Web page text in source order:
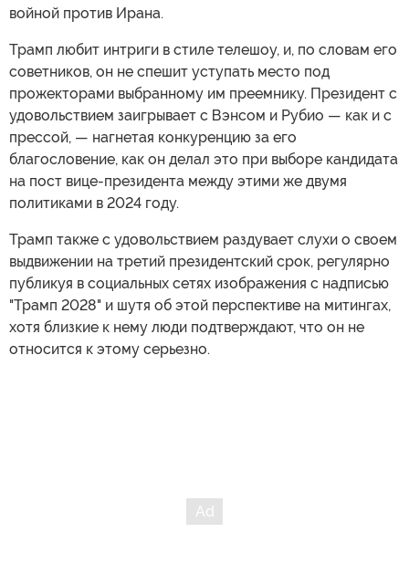
войной против Ирана.
Трамп любит интриги в стиле телешоу, и, по словам его
советников, он не спешит уступать место под
прожекторами выбранному им преемнику. Президент с
удовольствием заигрывает с Вэнсом и Рубио — как и с
прессой, — нагнетая конкуренцию за его
благословение, как он делал это при выборе кандидата
на пост вице-президента между этими же двумя
политиками в 2024 году.
Трамп также с удовольствием раздувает слухи о своем
выдвижении на третий президентский срок, регулярно
публикуя в социальных сетях изображения с надписью
"Трамп 2028" и шутя об этой перспективе на митингах,
хотя близкие к нему люди подтверждают, что он не
относится к этому серьезно.